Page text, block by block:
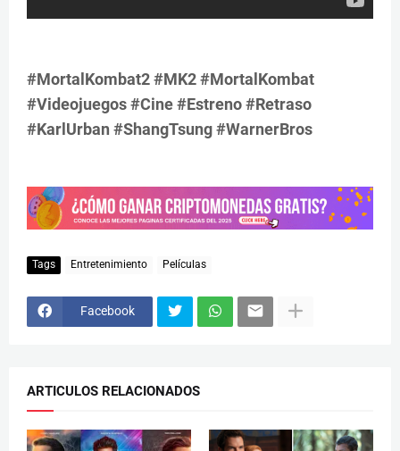
#MortalKombat2 #MK2 #MortalKombat
#Videojuegos #Cine #Estreno #Retraso
#KarlUrban #ShangTsung #WarnerBros
Tags Entretenimiento Películas
Facebook
ARTICULOS RELACIONADOS